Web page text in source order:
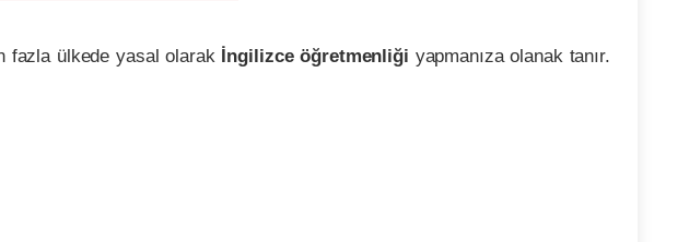
fazla ülkede yasal olarak İngilizce öğretmenliği yapmanıza olanak tanır.